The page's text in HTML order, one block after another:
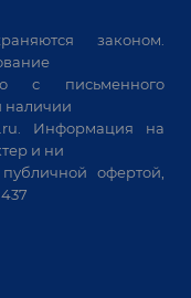
законом.
с письменного
наличии
. Информация на
и ни
офертой,